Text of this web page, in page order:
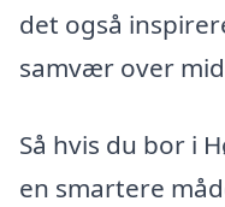
det også
samvær over
Så hvis du bor i
en smartere